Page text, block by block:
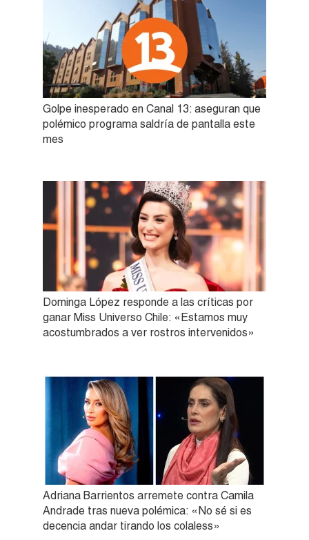
Golpe inesperado en Canal 13: aseguran que
polémico programa saldría de pantalla este
mes
Dominga López responde a las críticas por
ganar Miss Universo Chile: «Estamos muy
acostumbrados a ver rostros intervenidos»
Adriana Barrientos arremete contra Camila
Andrade tras nueva polémica: «No sé si es
decencia andar tirando los colaless»